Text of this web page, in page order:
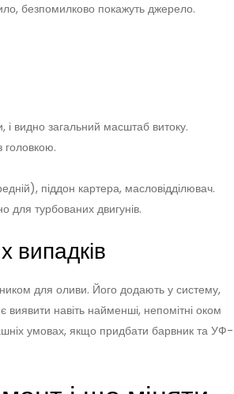
безпомилково покажуть джерело.
і видно загальний масштаб витоку.
головкою.
піддон картера, масловідділювач.
для турбованих двигунів.
випадків
для оливи. Його додають у систему,
виявити навіть найменші, непомітні оком
умовах, якщо придбати барвник та УФ-